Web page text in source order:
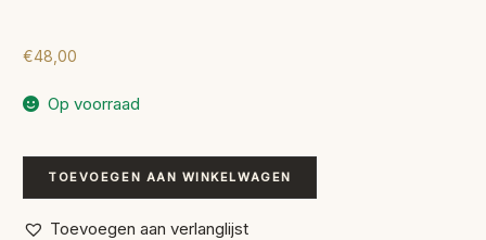
€48,00
Op voorraad
Kazuri
Keramiek
Black/Grey/Sand
TOEVOEGEN AAN WINKELWAGEN
Toevoegen aan verlanglijst